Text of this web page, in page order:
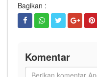
Bagikan :
Komentar